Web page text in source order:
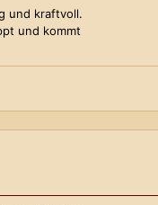
und kraftvoll.
und kommt